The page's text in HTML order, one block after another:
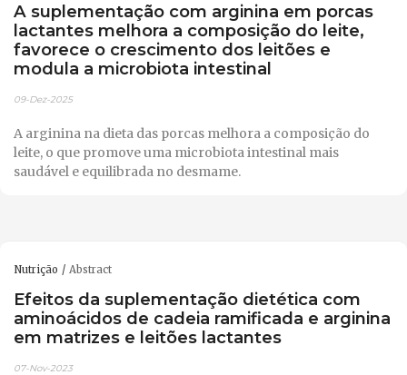
A suplementação com arginina em porcas
lactantes melhora a composição do leite,
favorece o crescimento dos leitões e
modula a microbiota intestinal
09-Dez-2025
A arginina na dieta das porcas melhora a composição do
leite, o que promove uma microbiota intestinal mais
saudável e equilibrada no desmame.
Nutrição Abstract
Efeitos da suplementação dietética com
aminoácidos de cadeia ramificada e arginina
em matrizes e leitões lactantes
07-Nov-2023